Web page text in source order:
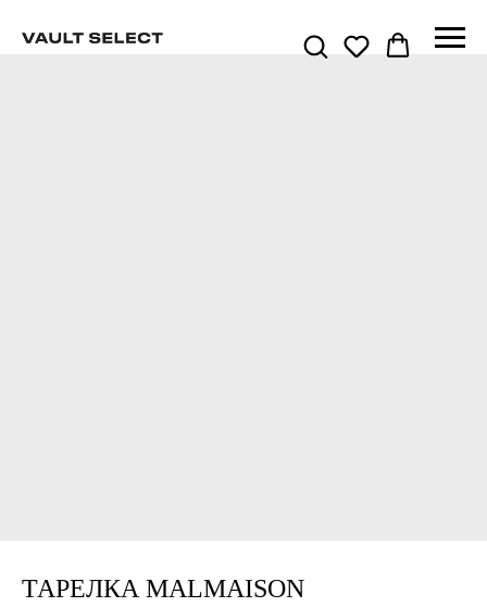
ТАРЕЛКА MALMAISON